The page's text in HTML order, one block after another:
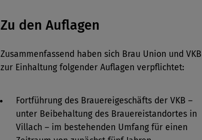
Zu den Auflagen
Zusammenfassend haben sich Brau Union und VKB
zur Einhaltung folgender Auflagen verpflichtet:
Fortführung des Brauereigeschäfts der VKB –
unter Beibehaltung des Brauereistandortes in
Villach – im bestehenden Umfang für einen